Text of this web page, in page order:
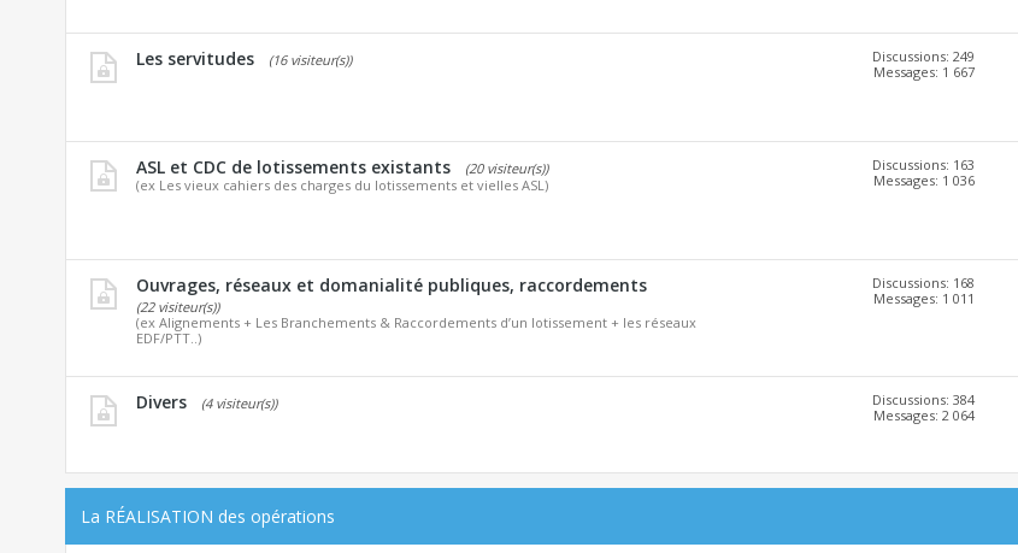
Les servitudes (16 visiteur(s))
Discussions: 249
Messages: 1 667
ASL et CDC de lotissements existants
(20 visiteur(s))
(ex Les vieux cahiers des charges du lotissements et vielles ASL)
Discussions: 163
Messages: 1 036
Ouvrages, réseaux et domanialité publiques, raccordements
(22 visiteur(s))
(ex Alignements + Les Branchements & Raccordements d’un lotissement + les réseaux
EDF/PTT..)
Discussions: 168
Messages: 1 011
Divers (4 visiteur(s))
Discussions: 384
Messages: 2 064
La RÉALISATION des opérations